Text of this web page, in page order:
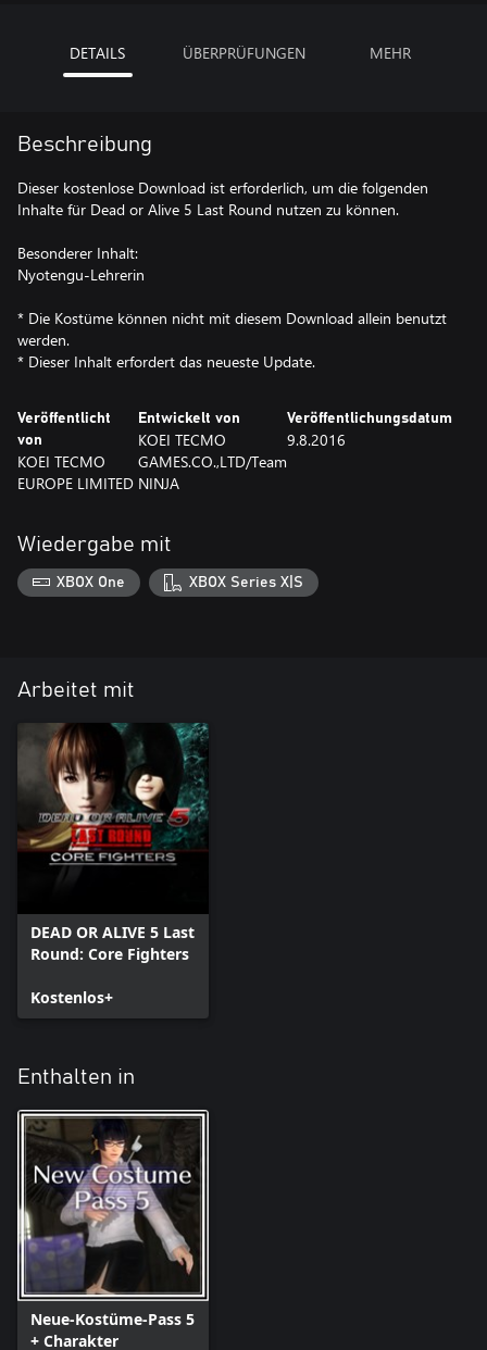
DETAILS ÜBERPRÜFUNGEN MEHR
Beschreibung
Dieser kostenlose Download ist erforderlich, um die folgenden
Inhalte für Dead or Alive 5 Last Round nutzen zu können.
Besonderer Inhalt:
Nyotengu-Lehrerin
* Die Kostüme können nicht mit diesem Download allein benutzt
werden.
* Dieser Inhalt erfordert das neueste Update.
Veröffentlicht
von
KOEI TECMO
EUROPE LIMITED
Entwickelt von
KOEI TECMO
GAMES.CO.,LTD/Team
NINJA
Veröffentlichungsdatum
9.8.2016
Wiedergabe mit
XBOX One XBOX Series X|S
Arbeitet mit
DEAD OR ALIVE 5 Last
Round: Core Fighters
Kostenlos+
Enthalten in
Neue-Kostüme-Pass 5
+ Charakter